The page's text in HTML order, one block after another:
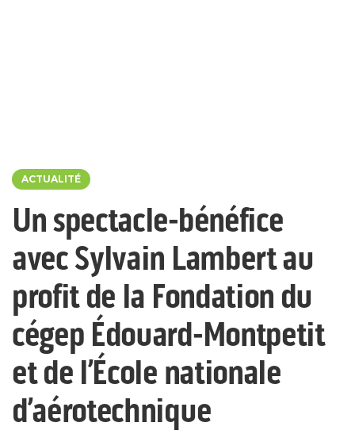
ACTUALITÉ
Un spectacle-bénéfice
avec Sylvain Lambert au
profit de la Fondation du
cégep Édouard-Montpetit
et de l’École nationale
d’aérotechnique